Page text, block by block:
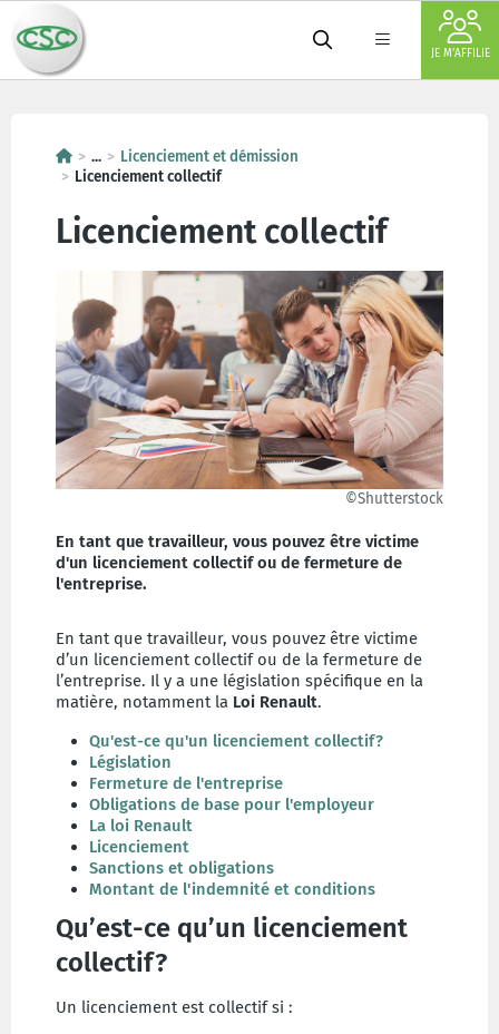
JE M'AFFILIE
...
Licenciement et démission
Licenciement collectif
Licenciement collectif
©Shutterstock
En tant que travailleur, vous pouvez être victime
d'un licenciement collectif ou de fermeture de
l'entreprise.
En tant que travailleur, vous pouvez être victime
d’un licenciement collectif ou de la fermeture de
l’entreprise. Il y a une législation spécifique en la
matière, notamment la Loi Renault.
Qu'est-ce qu'un licenciement collectif?
Législation
Fermeture de l'entreprise
Obligations de base pour l'employeur
La loi Renault
Licenciement
Sanctions et obligations
Montant de l'indemnité et conditions
Qu’est-ce qu’un licenciement
collectif?
Un licenciement est collectif si :